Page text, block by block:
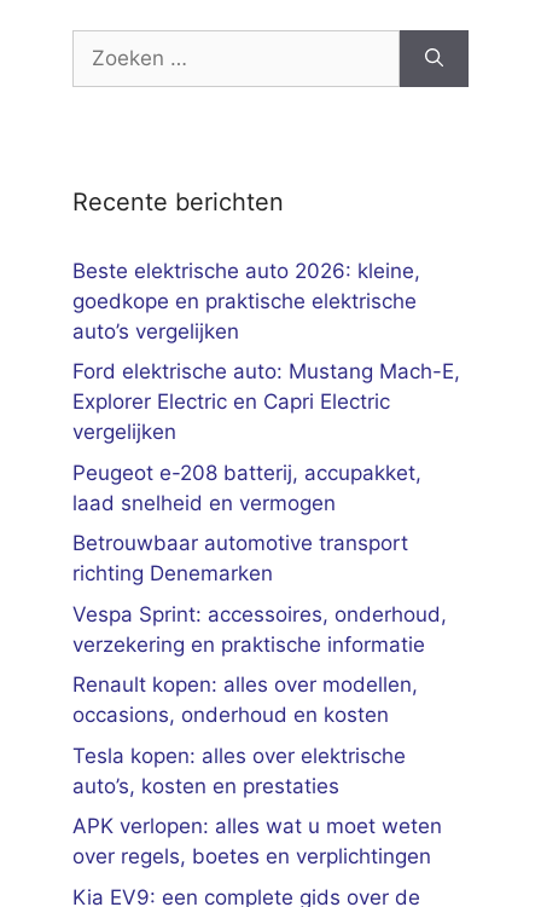
naar:
Recente berichten
Beste elektrische auto 2026: kleine,
goedkope en praktische elektrische
auto’s vergelijken
Ford elektrische auto: Mustang Mach-E,
Explorer Electric en Capri Electric
vergelijken
Peugeot e-208 batterij, accupakket,
laad snelheid en vermogen
Betrouwbaar automotive transport
richting Denemarken
Vespa Sprint: accessoires, onderhoud,
verzekering en praktische informatie
Renault kopen: alles over modellen,
occasions, onderhoud en kosten
Tesla kopen: alles over elektrische
auto’s, kosten en prestaties
APK verlopen: alles wat u moet weten
over regels, boetes en verplichtingen
Kia EV9: een complete gids over de